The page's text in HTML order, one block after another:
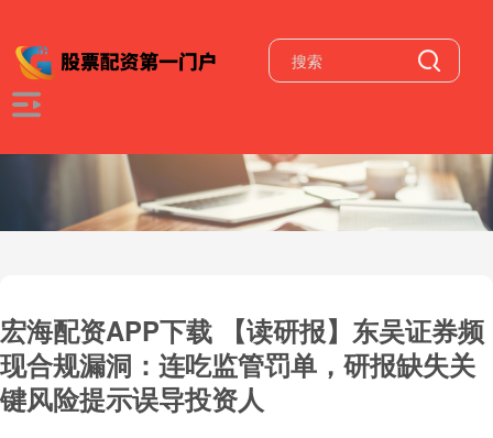
宏海配资APP下载 【读研报】东吴证券频
现合规漏洞：连吃监管罚单，研报缺失关
键风险提示误导投资人